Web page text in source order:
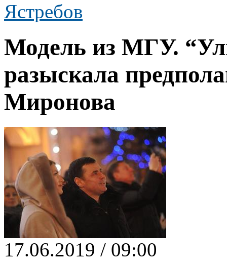
Ястребов
Модель из МГУ.
разыскала
Миронова
17.06.2019 / 09:00